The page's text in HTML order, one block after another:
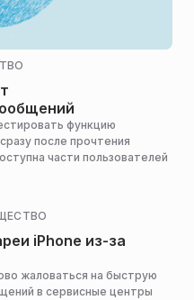
функцию
после прочтения
части пользователей
iPhone из-за
жаловаться на быструю
в сервисные центры